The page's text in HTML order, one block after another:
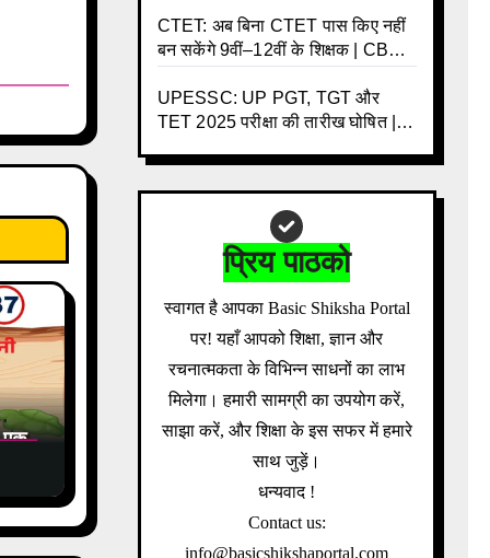
एक
CTET: अब बिना CTET पास किए नहीं
बन सकेंगे 9वीं–12वीं के शिक्षक | CBSE
UPESSC: UP PGT, TGT और
TET 2025 परीक्षा की तारीख घोषित | 3
Download Admit Card Details
Inside
प्रिय पाठको
स्वागत है आपका Basic Shiksha Portal
पर! यहाँ आपको शिक्षा, ज्ञान और
रचनात्मकता के विभिन्न साधनों का लाभ
मिलेगा। हमारी सामग्री का उपयोग करें,
साझा करें, और शिक्षा के इस सफर में हमारे
साथ जुड़ें।
धन्यवाद !
Contact us:
info@basicshikshaportal.com